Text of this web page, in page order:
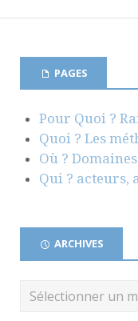
PAGES
Pour Quoi ?
Quoi ? Les
Où ?
Qui ? acteurs,
ARCHIVES